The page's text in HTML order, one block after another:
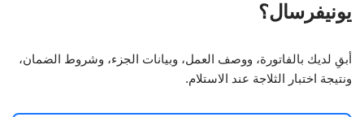
يونيفرسال؟
أبقِ لديك بالفاتورة، ووصف العمل، وبيانات الجزء، وشروط الضمان،
ونتيجة اختبار الثلاجة عند الاستلام.